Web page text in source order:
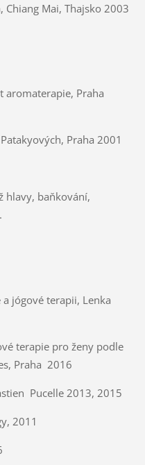
Chiang Mai, Thajsko 2003
Praha
Praha 2001
hlavy, baňkování,
jógové terapii, Lenka
terapie pro ženy podle
Praha 2016
Pucelle 2013, 2015
2011